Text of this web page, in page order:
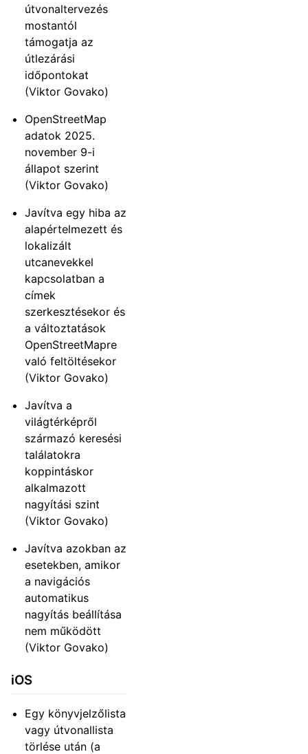
útvonaltervezés
mostantól
támogatja az
útlezárási
időpontokat
(Viktor Govako)
OpenStreetMap
adatok 2025.
november 9-i
állapot szerint
(Viktor Govako)
Javítva egy hiba az
alapértelmezett és
lokalizált
utcanevekkel
kapcsolatban a
címek
szerkesztésekor és
a változtatások
OpenStreetMapre
való feltöltésekor
(Viktor Govako)
Javítva a
világtérképről
származó keresési
találatokra
koppintáskor
alkalmazott
nagyítási szint
(Viktor Govako)
Javítva azokban az
esetekben, amikor
a navigációs
automatikus
nagyítás beállítása
nem működött
(Viktor Govako)
iOS
Egy könyvjelzőlista
vagy útvonallista
törlése után (a